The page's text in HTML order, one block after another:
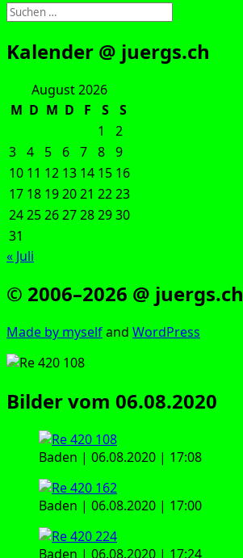
Suchen
nach:
Kalender @ juergs.ch
August 2026
M D M D F S
S
1
2
3 4 5 6 7 8 9
10 11 12 13 14 15 16
17 18 192021 2223
24252627282930
31
« Juli
© 2006–2026 @ juergs.ch
Made by mys­elfand Word­Press
Bilder vom 06.08.2020
Baden | 06.08.2020 | 17:08
Baden | 06.08.2020 | 17:00
Baden | 06.08.2020 | 17:24